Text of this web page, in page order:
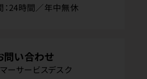
：24時間／年中無休
問い合わせ
ーサービスデスク